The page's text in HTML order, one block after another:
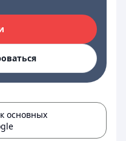
основных